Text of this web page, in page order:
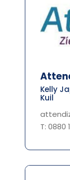
Kelly
Kuil
T: 0880